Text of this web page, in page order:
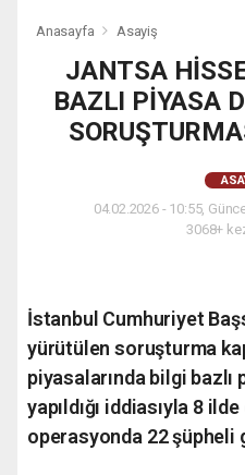
Anasayfa Asayiş
JANTSA
BAZLI PİYASA
04.02.2026 - 10:55,
3068+
İstanbul Cumhuriyet
yürütülen soruşturma
piyasalarında bilgi bazlı
yapıldığı iddiasıyla 8
operasyonda 22 şüpheli